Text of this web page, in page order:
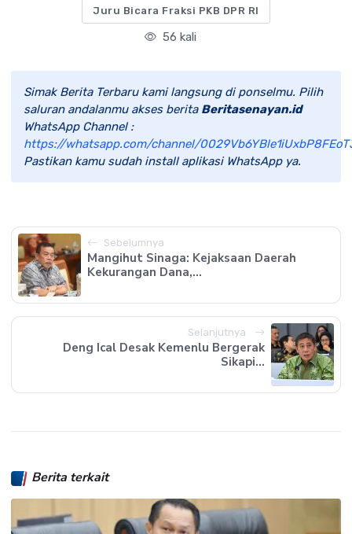
Juru Bicara Fraksi PKB DPR RI
56 kali
Simak Berita Terbaru kami langsung di ponselmu. Pilih
saluran andalanmu akses berita Beritasenayan.id
WhatsApp Channel :
https://whatsapp.com/channel/
Pastikan kamu sudah install aplikasi WhatsApp ya.
Sebelumnya
Mangihut Sinaga: Kejaksaan Daerah
Kekurangan Dana,...
Selanjutnya
Deng Ical Desak Kemenlu Bergerak
Sikapi...
Berita terkait